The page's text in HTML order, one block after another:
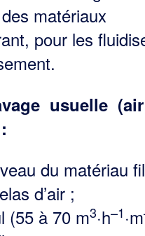
matériaux
pour les
usuelle
du matériau
d’air ;
(55 à 70 m3·h–1·m